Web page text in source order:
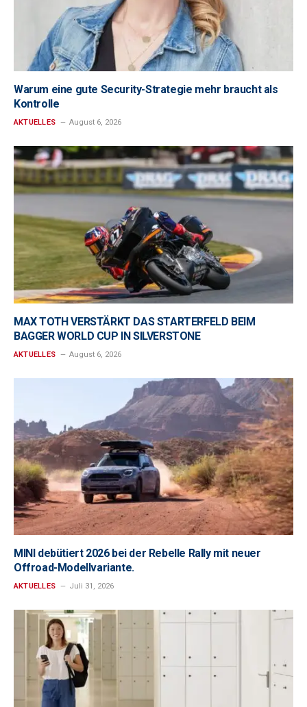
Warum eine gute Security-Strategie mehr braucht als
Kontrolle
AKTUELLES August 6, 2026
MAX TOTH VERSTÄRKT DAS STARTERFELD BEIM
BAGGER WORLD CUP IN SILVERSTONE
AKTUELLES August 6, 2026
MINI debütiert 2026 bei der Rebelle Rally mit neuer
Offroad-Modellvariante.
AKTUELLES Juli 31, 2026